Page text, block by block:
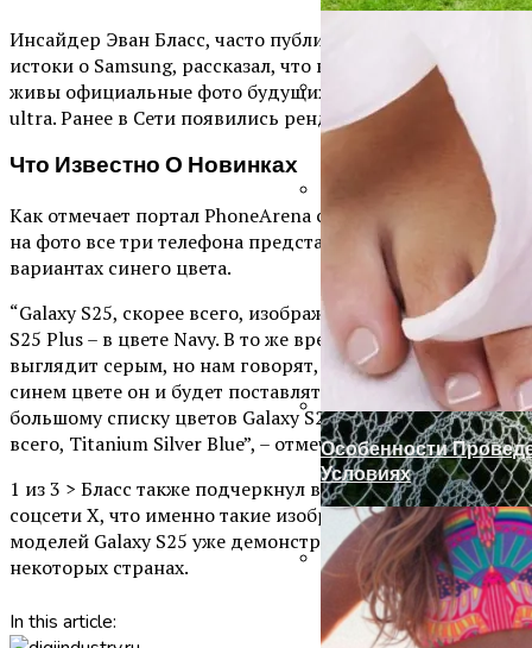
Ручка-Защелка Для
Запоры На
Готовим Газон К
Особенности
Условиях
Инсайдер Эван Бласс, часто публикующий точные
истоки о Samsung, рассказал, что в наличии у него
живы официальные фото будущих Galaxy S25, S25+, S25
ultra. Ранее в Сети появились рендеры этих моделей.
Что Известно О Новинках
Как отмечает портал PhoneArena со ссылкой на Бласса,
на фото все три телефона представлены в разных
вариантах синего цвета.
“Galaxy S25, скорее всего, изображен в цвете Icy Blue, а
S25 Plus – в цвете Navy. В то же время, Galaxy S25 ultra
выглядит серым, но нам говорят, что именно в таком
синем цвете он и будет поставляться. Если верить
большому списку цветов Galaxy S25, то это, вероятнее
всего, Titanium Silver Blue”, – отмечает источник.
1 из 3 > Бласс также подчеркнул в своем сообщении в
соцсети Х, что именно такие изображения этих
моделей Galaxy S25 уже демонстрируют в рекламе в
некоторых странах.
In this article: